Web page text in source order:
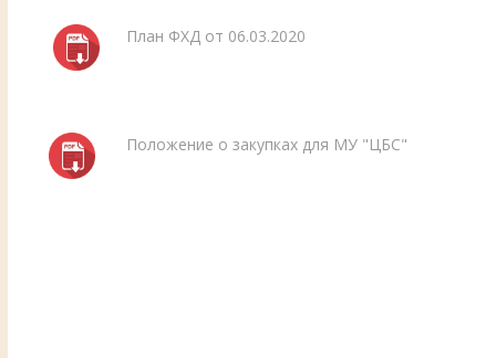
План ФХД от 06.03.2020
Положение о закупках для МУ "ЦБС"